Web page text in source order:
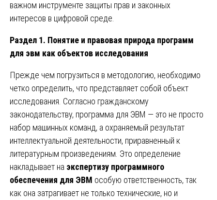
важном инструменте защиты прав и законных
интересов в цифровой среде.
Раздел 1. Понятие и правовая природа программ
для эвм как объектов исследования
Прежде чем погрузиться в методологию, необходимо
четко определить, что представляет собой объект
исследования. Согласно гражданскому
законодательству, программа для ЭВМ — это не просто
набор машинных команд, а охраняемый результат
интеллектуальной деятельности, приравненный к
литературным произведениям. Это определение
накладывает на экспертизу программного
обеспечения для ЭВМ особую ответственность, так
как она затрагивает не только технические, но и